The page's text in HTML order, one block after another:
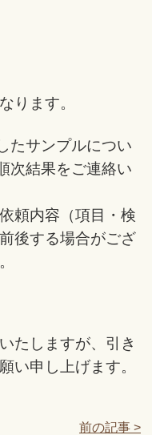
ります。
たサンプルについ
次結果をご連絡い
頼内容（項目・検
後する場合がござ
たしますが、引き
い申し上げます。
前の記事 >